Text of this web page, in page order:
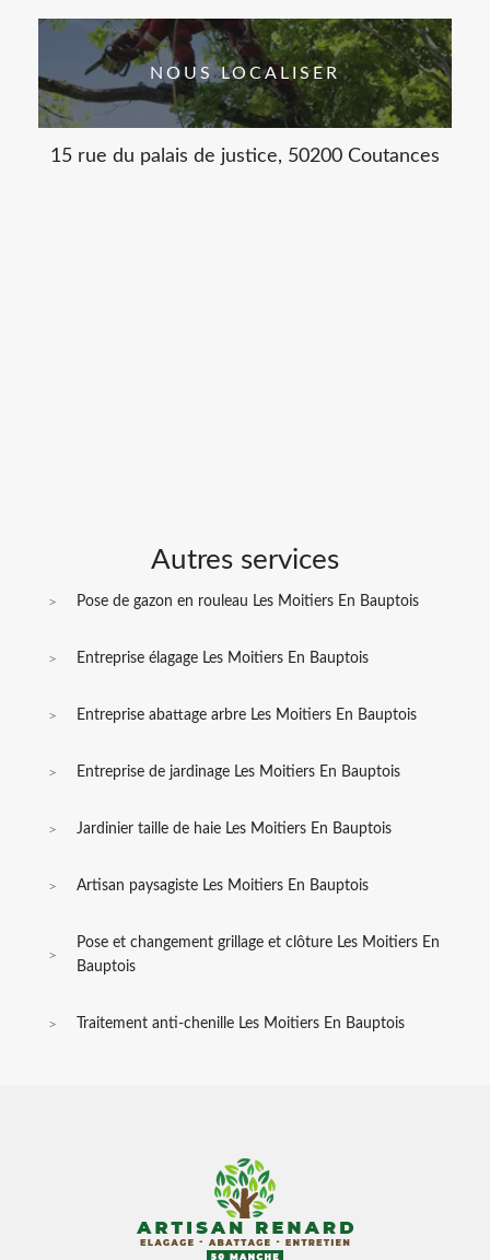
NOUS LOCALISER
15 rue du palais de justice, 50200 Coutances
Autres services
Pose de gazon en rouleau Les Moitiers En Bauptois
Entreprise élagage Les Moitiers En Bauptois
Entreprise abattage arbre Les Moitiers En Bauptois
Entreprise de jardinage Les Moitiers En Bauptois
Jardinier taille de haie Les Moitiers En Bauptois
Artisan paysagiste Les Moitiers En Bauptois
Pose et changement grillage et clôture Les Moitiers En
Bauptois
Traitement anti-chenille Les Moitiers En Bauptois